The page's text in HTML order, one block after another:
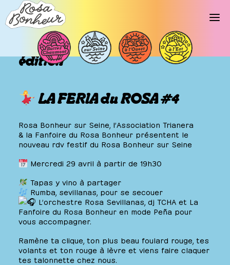
Féria du Rosa – Quatrième
édition
LA FERIA du ROSA #4
Rosa Bonheur sur Seine, l’Association Trianera
& la Fanfoire du Rosa Bonheur présentent le
nouveau rdv festif du Rosa Bonheur sur Seine
Mercredi 29 avril à partir de 19h30
Tapas y vino à partager
Rumba, sevillanas, pour se secouer
L’orchestre Rosa Sevillanas, dj TCHA et La
Fanfoire du Rosa Bonheur en mode Peña pour
vous accompagner.
Ramène ta clique, ton plus beau foulard rouge, tes
volants et ton rouge à lèvre et viens faire claquer
tes talonnette chez nous.